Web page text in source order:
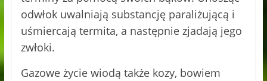
odwłok uwalniają substancję paraliżującą i
uśmiercają termita, a następnie zjadają jego
zwłoki.
Gazowe życie wiodą także kozy, bowiem